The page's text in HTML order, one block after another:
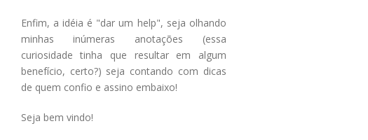
Enfim, a idéia é "dar um help", seja olhando
minhas inúmeras anotações (essa
curiosidade tinha que resultar em algum
benefício, certo?) seja contando com dicas
de quem confio e assino embaixo!
Seja bem vindo!